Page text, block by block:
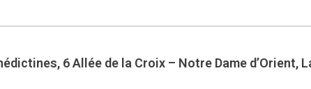
6 Allée de la Croix – Notre Dame d’Orient,